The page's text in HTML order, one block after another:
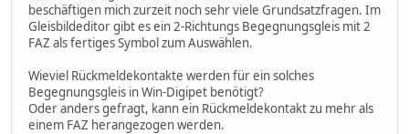
beschäftigen mich zurzeit noch sehr viele Grundsatzfragen. Im
Gleisbildeditor gibt es ein 2-Richtungs Begegnungsgleis mit 2
FAZ als fertiges Symbol zum Auswählen.
Wieviel Rückmeldekontakte werden für ein solches
Begegnungsgleis in Win-Digipet benötigt?
Oder anders gefragt, kann ein Rückmeldekontakt zu mehr als
einem FAZ herangezogen werden.